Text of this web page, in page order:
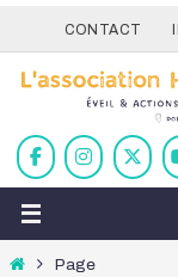
vers
contenu
CONTACT
HomePage